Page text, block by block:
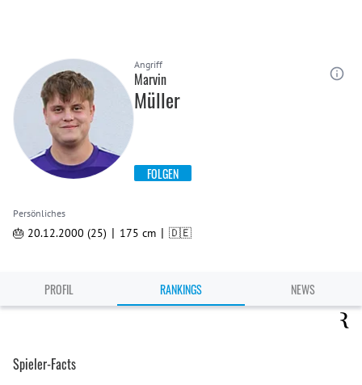
Angriff
Marvin
Müller
FOLGEN
Persönliches
🎂 20.12.2000 (25) | 175 cm | 🇩🇪
PROFIL RANKINGS NEWS
Spieler-Facts